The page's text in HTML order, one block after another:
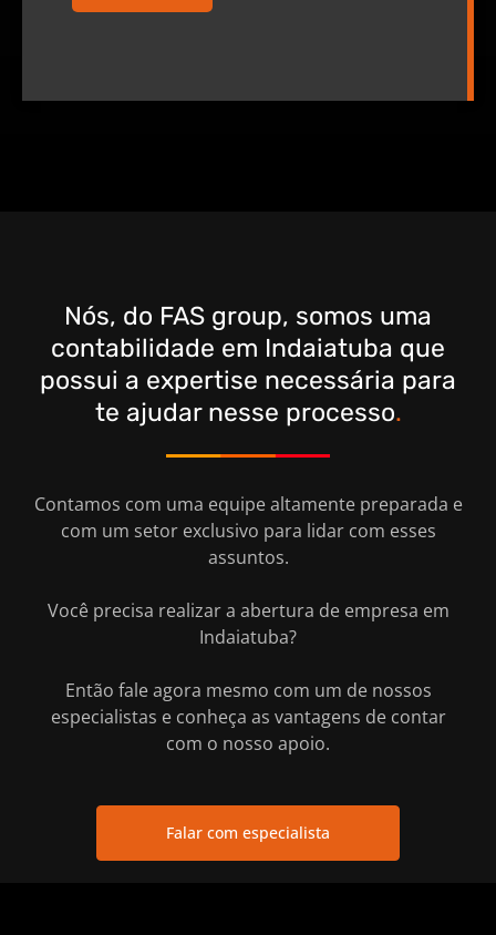
Nós, do FAS group, somos uma
contabilidade em Indaiatuba que
possui a expertise necessária para
te ajudar nesse processo.
Contamos com uma equipe altamente preparada e
com um setor exclusivo para lidar com esses
assuntos.
Você precisa realizar a abertura de empresa em
Indaiatuba?
Então fale agora mesmo com um de nossos
especialistas e conheça as vantagens de contar
com o nosso apoio.
Falar com especialista